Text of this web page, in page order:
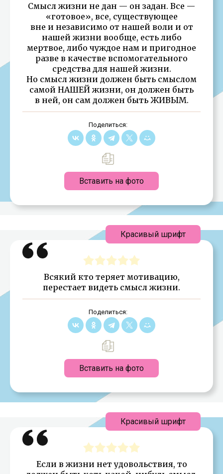
Смысл жизни не дан — он задан. Все —
«готовое», все, существующее
вне и независимо от нашей воли и от
нашей жизни вообще, есть либо
мертвое, либо чуждое нам и пригодное
разве в качестве вспомогательного
средства для нашей жизни.
Но смысл жизни должен быть смыслом
самой НАШЕЙ жизни, он должен быть
в ней, он сам должен быть ЖИВЫМ.
Поделиться:
Вставить на фото
Всякий кто теряет мотивацию,
перестает видеть смысл жизни.
Поделиться:
Вставить на фото
Красивый шрифт
Если в жизни нет удовольствия, то
Красивый шрифт